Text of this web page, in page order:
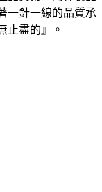
一針一線的品質承
止盡的』。